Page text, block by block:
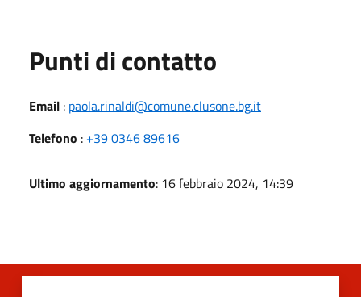
Punti di contatto
Email : paola.rinaldi@comune.clusone.bg.it
Telefono : +39 0346 89616
Ultimo aggiornamento: 16 febbraio 2024, 14:39